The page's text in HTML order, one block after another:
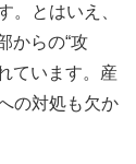
。とはいえ、
からの“攻
ています。産
の対処も欠か